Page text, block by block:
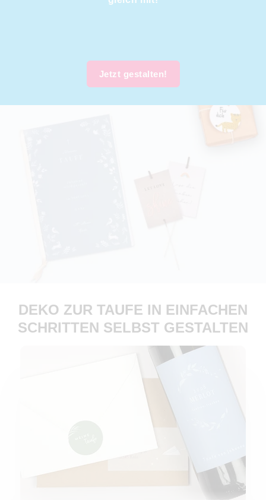
Jetzt gestalten!
DEKO ZUR TAUFE IN EINFACHEN
SCHRITTEN SELBST GESTALTEN